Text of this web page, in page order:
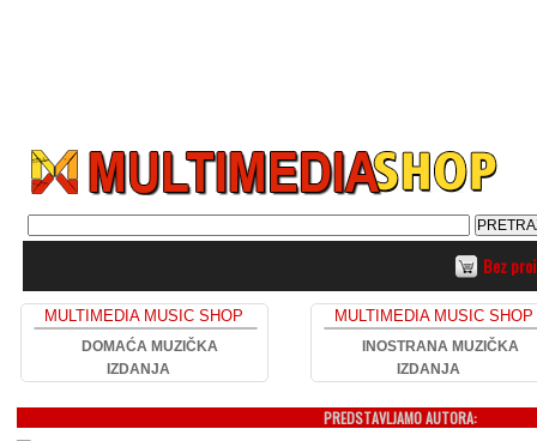
Bez
MULTIMEDIA MUSIC SHOP
DOMAĆA MUZIČKA
IZDANJA
MULTIMEDIA MUSIC SHOP
INOSTRANA MUZIČKA
IZDANJA
PREDSTAVLJAMO AUTORA: